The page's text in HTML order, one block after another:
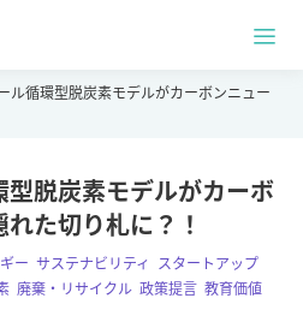
ル循環型脱炭素モデルがカーボンニュー
脱炭素モデルがカーボ
た切り札に？！
ー ,サステナビリティ スタートアップ
廃棄・リサイクル ,政策提言 ,教育価値